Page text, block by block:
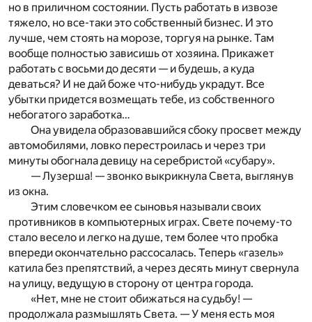
но в приличном состоянии. Пусть работать в извозе
тяжело, но все-таки это собственный бизнес. И это
лучше, чем стоять на морозе, торгуя на рынке. Там
вообще полностью зависишь от хозяина. Прикажет
работать с восьми до десяти — и будешь, а куда
деваться? И не дай боже что-нибудь украдут. Все
убытки придется возмещать тебе, из собственного
небогатого заработка…
Она увидела образовавшийся сбоку просвет между
автомобилями, ловко перестроилась и через три
минуты обогнала девицу на серебристой «субару».
— Лузерша! — звонко выкрикнула Света, выглянув
из окна.
Этим словечком ее сыновья называли своих
противников в компьютерных играх. Свете почему-то
стало весело и легко на душе, тем более что пробка
впереди окончательно рассосалась. Теперь «газель»
катила без препятствий, а через десять минут свернула
на улицу, ведущую в сторону от центра города.
«Нет, мне не стоит обижаться на судьбу! —
продолжала размышлять Света. — У меня есть моя